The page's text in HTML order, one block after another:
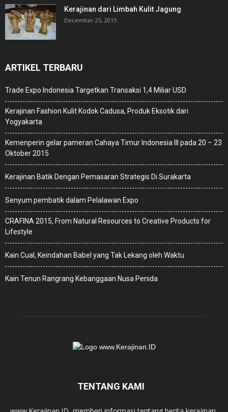
Kerajinan dari Limbah Kulit Jagung
December 25, 2015
ARTIKEL TERBARU
Trade Expo Indonesia Targetkan Transaksi 1,4 Miliar USD
Kerajinan Fashion Kulit Kodok Cadusa, Produk Eksotik dari
Yogyakarta
Kemenperin gelar pameran Cahaya Timur Indonesia III pada 20 – 23
Oktober 2015
Kerajinan Batik Dengan Pemasaran Strategis Di Surakarta
Senyum pembatik dalam Pelalawan Expo
CRAFINA 2015, From Natural Resources to Creative Products for
Lifestyle
Kain Cual, Keindahan Babel yang Tak Lekang oleh Waktu
Kain Tenun Rangrang Kebanggaan Nusa Penida
TENTANG KAMI